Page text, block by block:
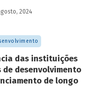
significativos dois a três
2024
das instituições
desenvolvimento
de longo